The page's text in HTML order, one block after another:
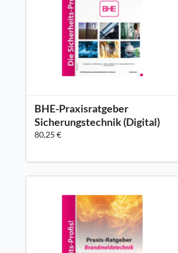
BHE-Praxisratgeber
Sicherungstechnik (Digital)
80,25 €